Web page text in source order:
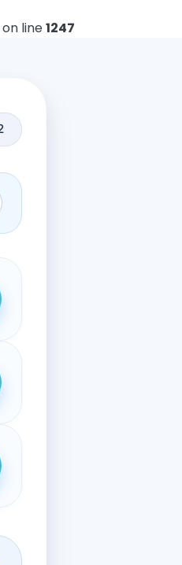
on line1247